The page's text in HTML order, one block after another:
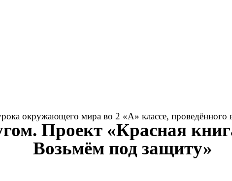
окружающего мира во 2 «А» классе, проведённого
Проект «Красная
Возьмём под защиту»